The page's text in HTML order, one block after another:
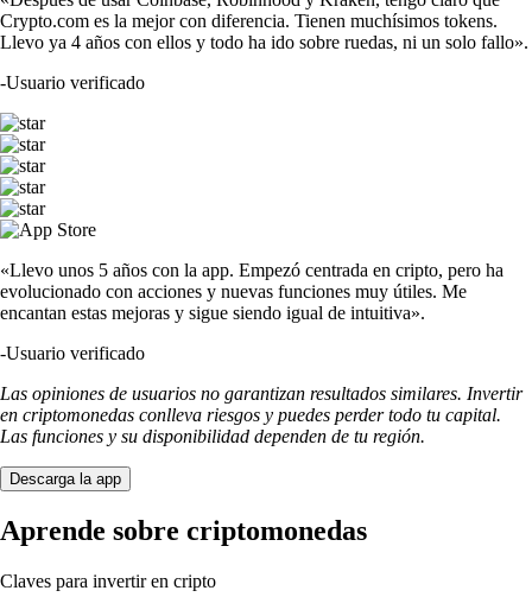
Crypto.com es la mejor con diferencia. Tienen muchísimos tokens.
Llevo ya 4 años con ellos y todo ha ido sobre ruedas, ni un solo fallo».
-Usuario verificado
«Llevo unos 5 años con la app. Empezó centrada en cripto, pero ha
evolucionado con acciones y nuevas funciones muy útiles. Me
encantan estas mejoras y sigue siendo igual de intuitiva».
-Usuario verificado
Las opiniones de usuarios no garantizan resultados similares. Invertir
en criptomonedas conlleva riesgos y puedes perder todo tu capital.
Las funciones y su disponibilidad dependen de tu región.
Descarga la app
Aprende sobre criptomonedas
Claves para invertir en cripto